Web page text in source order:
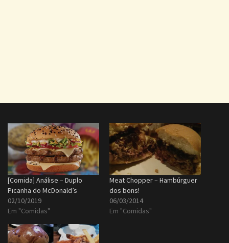
[Comida] Análise – Duplo
Picanha do McDonald’s
02/10/2019
Em "Comidas"
Meat Chopper – Hambúrguer
dos bons!
06/03/2014
Em "Comidas"